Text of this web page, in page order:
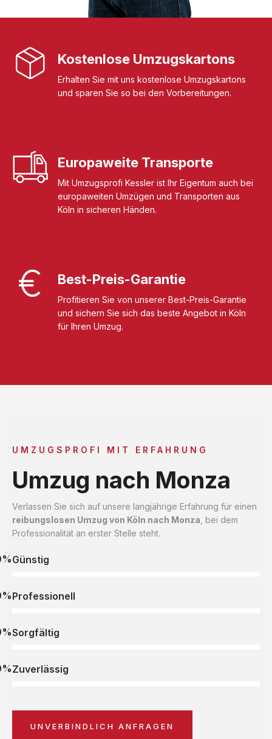
Kostenlose Umzugskartons
Erhalten Sie mit uns kostenlose Umzugskartons
und sparen Sie so bei den Vorbereitungen.
Europaweite Transporte
Mit Umzugsprofi Kessler ist Ihr Eigentum auch bei
europaweiten Umzügen und Transporten aus
Köln in sicheren Händen.
Best-Preis-Garantie
Profitieren Sie von unserer Best-Preis-Garantie
und sichern Sie sich das beste Angebot in Köln
für Ihren Umzug.
UMZUGSPROFI MIT ERFAHRUNG
Umzug nach Monza
Verlassen Sie sich auf unsere langjährige Erfahrung für einen
reibungslosen Umzug von Köln nach Monza , bei dem
Professionalität an erster Stelle steht.
Günstig
Professionell
Sorgfältig
Zuverlässig
UNVERBINDLICH ANFRAGEN